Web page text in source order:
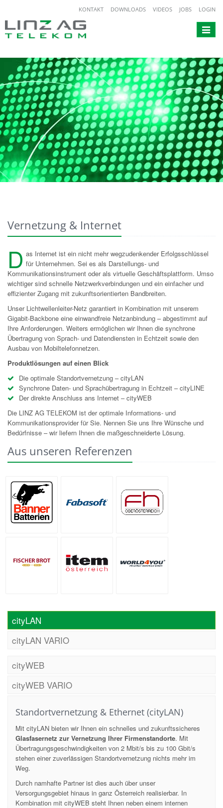
KONTAKT DOWNLOADS VIDEOS JOBS LOGIN
Toggle
Vernetzung & Internet
D as Internet ist ein nicht mehr wegzudenkender Erfolgsschlüssel
für Unternehmen. Sei es als Darstellungs- und
Kommunikationsinstrument oder als virtuelle Geschäftsplattform. Umso
wichtiger sind schnelle Netzwerkverbindungen und ein einfacher und
effizienter Zugang mit zukunftsorientierten Bandbreiten.
Unser Lichtwellenleiter-Netz garantiert in Kombination mit unserem
Gigabit-Backbone eine einwandfreie Netzanbindung – abgestimmt auf
Ihre Anforderungen. Weiters ermöglichen wir Ihnen die synchrone
Übertragung von Sprach- und Datendiensten in Echtzeit sowie den
Ausbau von Mobiltelefonnetzen.
Produktlösungen auf einen Blick
Die optimale Standortvernetzung – cityLAN
Synchrone Daten- und Sprachübertragung in Echtzeit – cityLINE
Der direkte Anschluss ans Internet – cityWEB
Die LINZ AG TELEKOM ist der optimale Informations- und
Kommunikationsprovider für Sie. Nennen Sie uns Ihre Wünsche und
Bedürfnisse – wir liefern Ihnen die maßgeschneiderte Lösung.
Aus unseren Referenzen
Banner
Batterien Fabasoft FH
Oberösterreich
Fischer Brot item Österreich World4You
cityLAN
cityLAN VARIO
cityWEB
cityWEB VARIO
Standortvernetzung & Ethernet (cityLAN)
Mit cityLAN bieten wir Ihnen ein schnelles und zukunftssicheres
Glasfasernetz zur Vernetzung Ihrer Firmenstandorte. Mit
Übertragungsgeschwindigkeiten von 2 Mbit/s bis zu 100 Gbit/s
stehen einer zuverlässigen Standortvernetzung nichts mehr im
Weg.
Durch namhafte Partner ist dies auch über unser
Versorgungsgebiet hinaus in ganz Österreich realisierbar. In
Kombination mit cityWEB steht Ihnen neben einem internen